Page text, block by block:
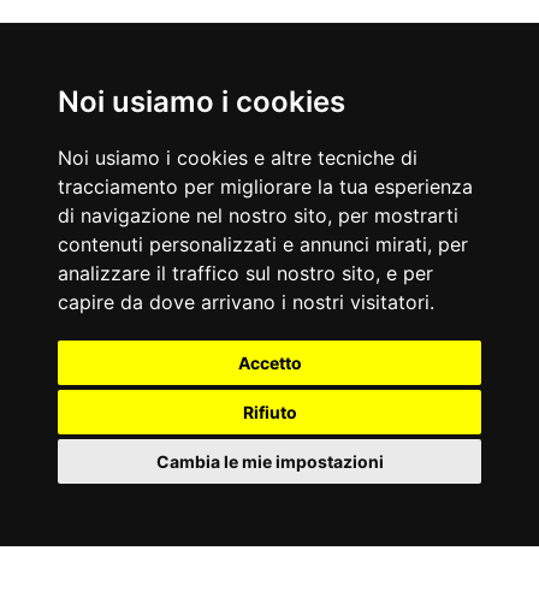
Noi usiamo i cookies
Noi usiamo i cookies e altre tecniche di
tracciamento per migliorare la tua esperienza
di navigazione nel nostro sito, per mostrarti
contenuti personalizzati e annunci mirati, per
analizzare il traffico sul nostro sito, e per
capire da dove arrivano i nostri visitatori.
Accetto
Rifiuto
Cambia le mie impostazioni
Nati Oggi
06/08/1965
Conduttore tv italiano
06/08/1972
Cantautrice britannica
Accadde Oggi
06/08/1932
Prima edizione della Mostra del Cinema di Venezia.
06/08/1926
Gertrude Ederle è la prima donna ad attraversare a nuoto la
Manica.
Aforismi
Helen Keller
essere saggio.